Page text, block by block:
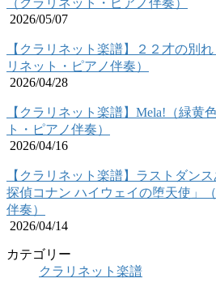
（クラリネット・ピアノ伴奏）
2026/05/07
【クラリネット楽譜】２２才の別
リネット・ピアノ伴奏）
2026/04/28
【クラリネット楽譜】Mela!（緑黄
ト・ピアノ伴奏）
2026/04/16
【クラリネット楽譜】ラストダン
探偵コナン ハイウェイの堕天使」
伴奏）
2026/04/14
カテゴリー
クラリネット楽譜